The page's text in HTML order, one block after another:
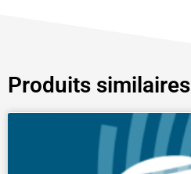
Produits similaires